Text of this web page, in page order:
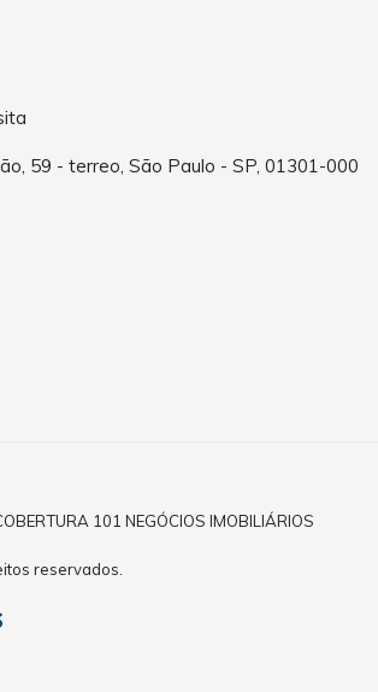
59 - terreo, São Paulo - SP, 01301-000
101 NEGÓCIOS IMOBILIÁRIOS
reservados.